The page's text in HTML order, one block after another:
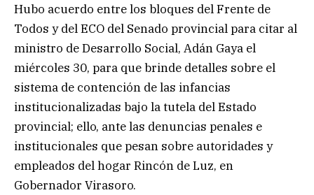
Hubo acuerdo entre los bloques del Frente de
Todos y del ECO del Senado provincial para citar al
ministro de Desarrollo Social, Adán Gaya el
miércoles 30, para que brinde detalles sobre el
sistema de contención de las infancias
institucionalizadas bajo la tutela del Estado
provincial; ello, ante las denuncias penales e
institucionales que pesan sobre autoridades y
empleados del hogar Rincón de Luz, en
Gobernador Virasoro.